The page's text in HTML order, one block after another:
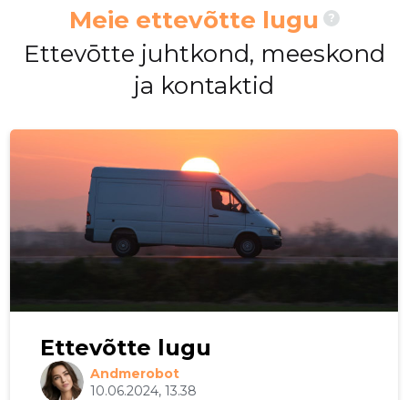
Meie ettevõtte lugu ?
Ettevōtte juhtkond, meeskond
ja kontaktid
Ettevõtte lugu
Andmerobot
10.06.2024, 13.38